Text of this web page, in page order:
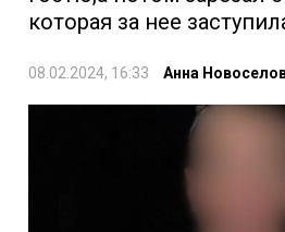
которая за нее
08.02.2024, 16:33 Анна